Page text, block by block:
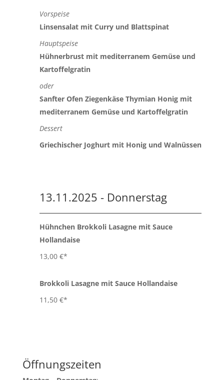
Vorspeise
Linsensalat mit Curry und Blattspinat
Hauptspeise
Hühnerbrust mit mediterranem Gemüse und
Kartoffelgratin
oder
Sanfter Ofen Ziegenkäse Thymian Honig mit
mediterranem Gemüse und Kartoffelgratin
Dessert
Griechischer Joghurt mit Honig und Walnüssen
13.11.2025 - Donnerstag
Hühnchen Brokkoli Lasagne mit Sauce
Hollandaise
13,00 €*
Brokkoli Lasagne mit Sauce Hollandaise
11,50 €*
Öffnungszeiten